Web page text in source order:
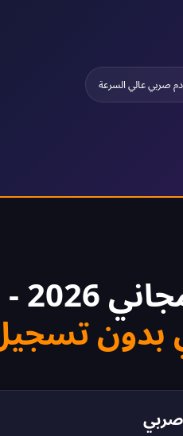
صربي عالي السرعة